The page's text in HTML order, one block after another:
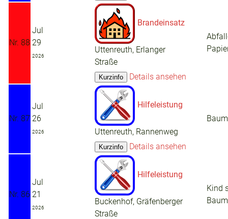
Nr. 88
Jul
29
2026
Brandeinsatz
Uttenreuth, Erlanger
Straße
Details ansehen
Nr. 87
Jul
26
2026
Hilfeleistung
Uttenreuth, Rannenweg
Details ansehen
Nr. 86
Jul
21
2026
Hilfeleistung
Buckenhof, Gräfenberger
Straße
Kind